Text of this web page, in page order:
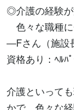
◎介護の経験
色々な職種
―Fさん（施設
資格あり：ﾍﾙﾊ
介護といって